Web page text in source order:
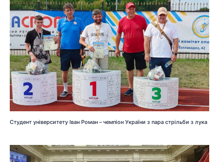
Студент університету Іван Роман – чемпіон України з пара стрільби з лука